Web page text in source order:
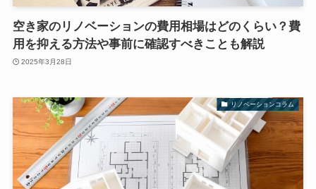
空き家のリノベーションの費用相場はどのくらい？費
用を抑える方法や事前に確認すべきことも解説
2025年3月28日
リノベーションコラム